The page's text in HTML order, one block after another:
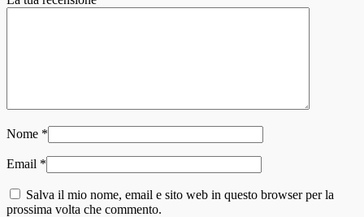
Nome *
Email *
Salva il mio nome, email e sito web in questo browser per la
prossima volta che commento.